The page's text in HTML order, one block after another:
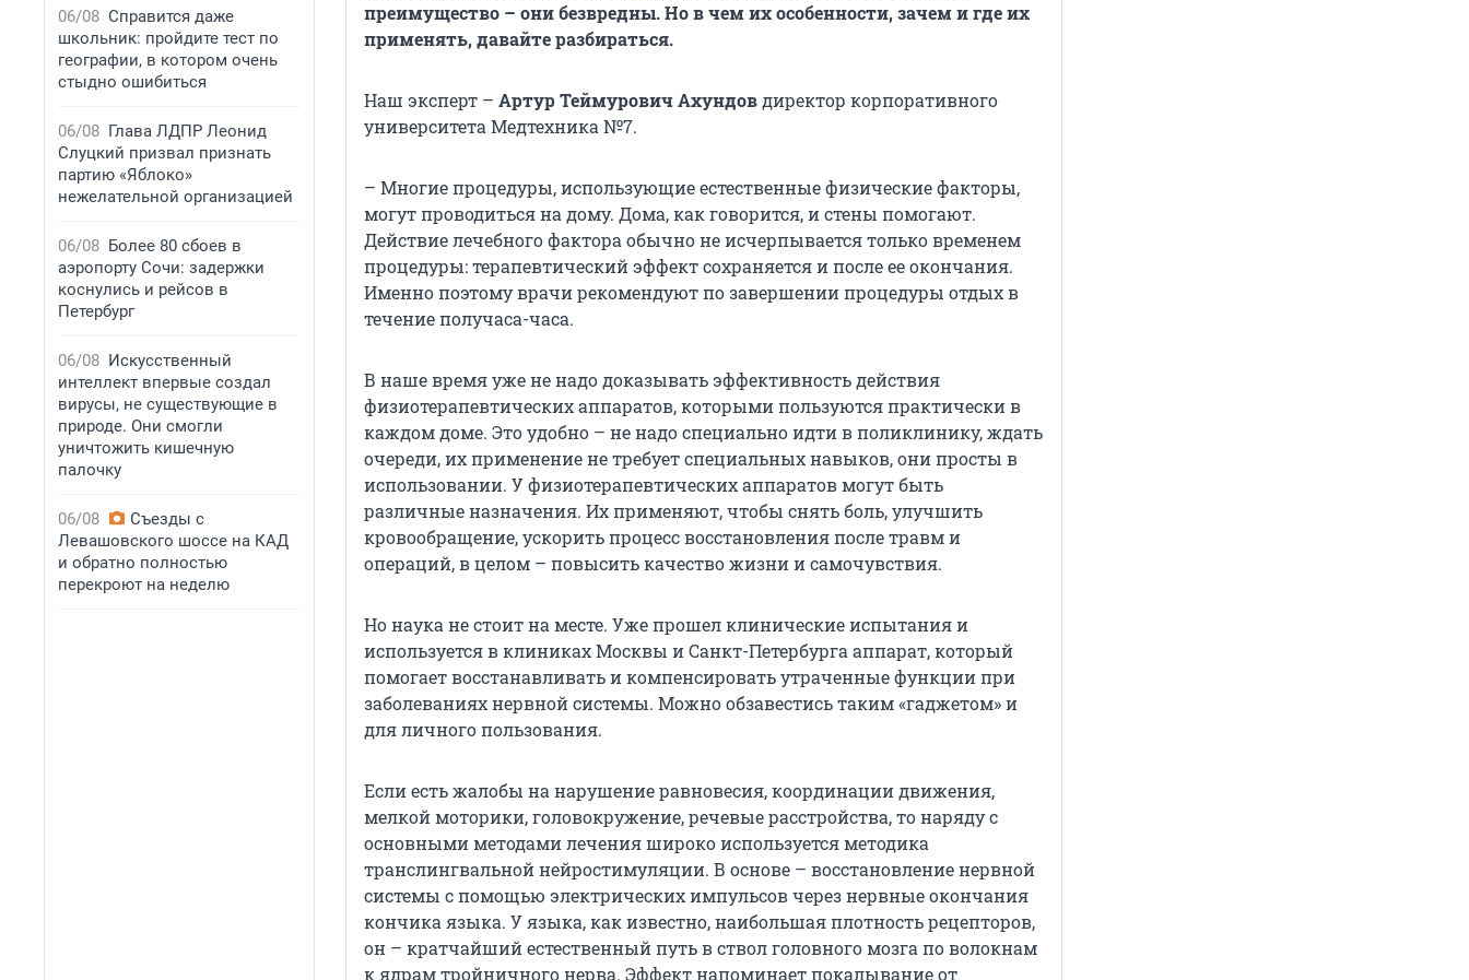
06/08 Справится даже
школьник: пройдите тест по
географии, в котором очень
стыдно ошибиться
06/08 Глава ЛДПР Леонид
Слуцкий призвал признать
партию «Яблоко»
нежелательной организацией
06/08 Более 80 сбоев в
аэропорту Сочи: задержки
коснулись и рейсов в
Петербург
06/08 Искусственный
интеллект впервые создал
вирусы, не существующие в
природе. Они смогли
уничтожить кишечную
палочку
06/08
Съезды с
Левашовского шоссе на КАД
и обратно полностью
перекроют на неделю
преимущество – они безвредны. Но в чем их особенности, зачем и где их
применять, давайте разбираться.
Наш эксперт – Артур Теймурович Ахундовдиректор корпоративного
университета Медтехника №7.
– Многие процедуры, использующие естественные физические факторы,
могут проводиться на дому. Дома, как говорится, и стены помогают.
Действие лечебного фактора обычно не исчерпывается только временем
процедуры: терапевтический эффект сохраняется и после ее окончания.
Именно поэтому врачи рекомендуют по завершении процедуры отдых в
течение получаса-часа.
В наше время уже не надо доказывать эффективность действия
физиотерапевтических аппаратов, которыми пользуются практически в
каждом доме. Это удобно – не надо специально идти в поликлинику, ждать
очереди, их применение не требует специальных навыков, они просты в
использовании. У физиотерапевтических аппаратов могут быть
различные назначения. Их применяют, чтобы снять боль, улучшить
кровообращение, ускорить процесс восстановления после травм и
операций, в целом – повысить качество жизни и самочувствия.
Но наука не стоит на месте. Уже прошел клинические испытания и
используется в клиниках Москвы и Санкт-Петербурга аппарат, который
помогает восстанавливать и компенсировать утраченные функции при
заболеваниях нервной системы. Можно обзавестись таким «гаджетом» и
для личного пользования.
Если есть жалобы на нарушение равновесия, координации движения,
мелкой моторики, головокружение, речевые расстройства, то наряду с
основными методами лечения широко используется методика
транслингвальной нейростимуляции. В основе – восстановление нервной
системы с помощью электрических импульсов через нервные окончания
кончика языка. У языка, как известно, наибольшая плотность рецепторов,
он – кратчайший естественный путь в ствол головного мозга по волокнам
к ядрам тройничного нерва. Эффект напоминает покалывание от